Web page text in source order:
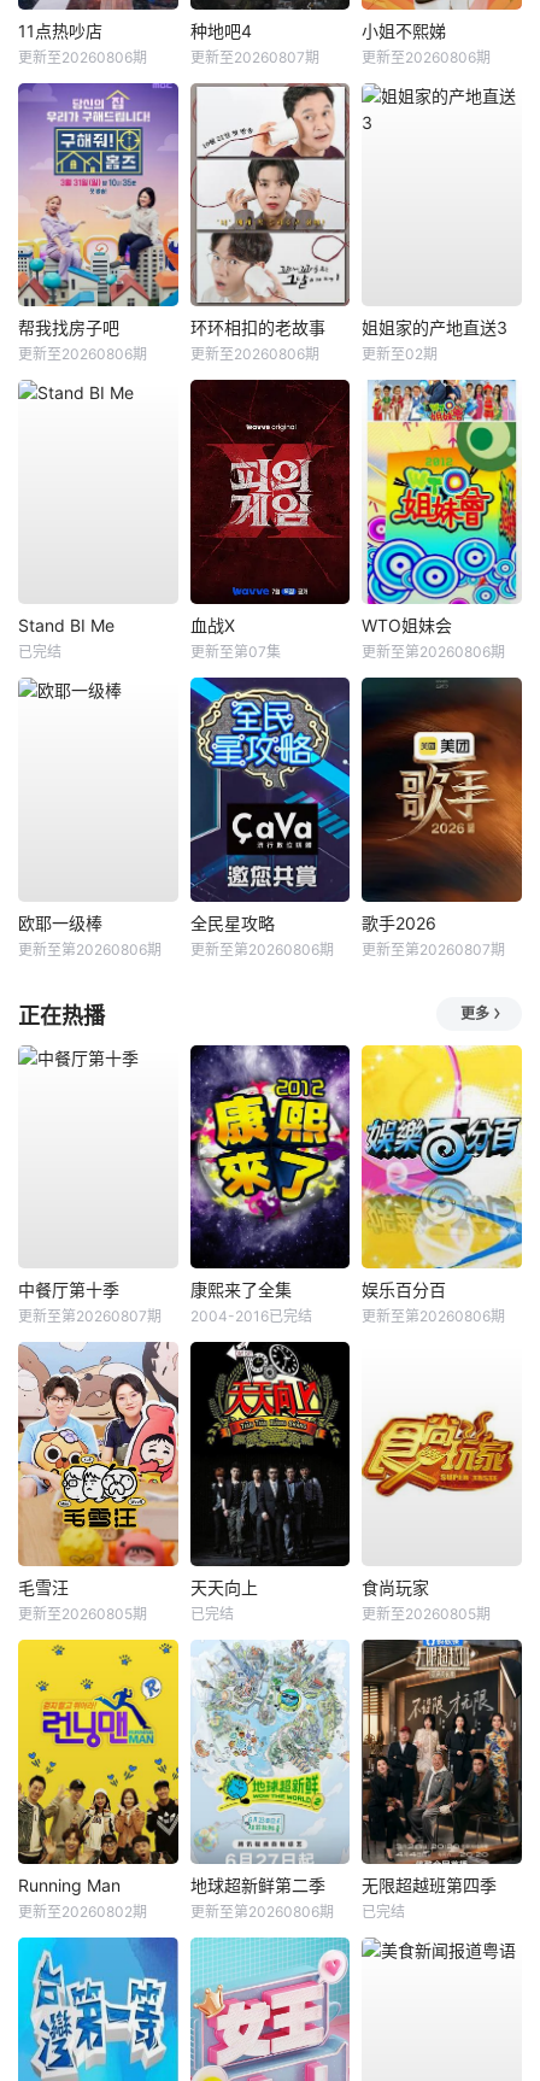
11点热吵店
更新至20260806期
种地吧4
更新至20260807期
小姐不熙娣
更新至20260806期
帮我找房子吧
更新至20260806期
环环相扣的老故事
更新至20260806期
姐姐家的产地直送3
更新至02期
Stand BI Me
已完结
血战X
更新至第07集
WTO姐妹会
更新至第20260806期
欧耶一级棒
更新至第20260806期
全民星攻略
更新至第20260806期
歌手2026
更新至第20260807期
正在热播 更多
中餐厅第十季
更新至第20260807期
康熙来了全集
2004-2016已完结
娱乐百分百
更新至第20260806期
毛雪汪
更新至20260805期
天天向上
已完结
食尚玩家
更新至20260805期
Running Man
更新至20260802期
地球超新鲜第二季
更新至第20260806期
无限超越班第四季
已完结